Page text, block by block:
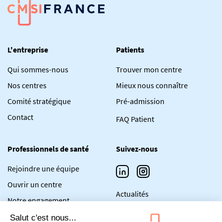
Salut c'est nous...
L'entreprise
Qui sommes-nous
Nos centres
Comité stratégique
Contact
Patients
Trouver mon centre
Mieux nous connaître
Pré-admission
FAQ Patient
Professionnels de santé
Rejoindre une équipe
Ouvrir un centre
Notre engagement
FAQ Professionnel de santé
Suivez-nous
Actualités